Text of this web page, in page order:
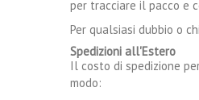
per tracciare il pacco e
Per qualsiasi dubbio o
Spedizioni all'Estero
Il costo di spedizione
modo: